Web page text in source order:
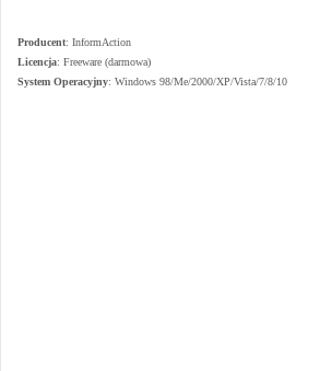
Producent: InformAction
Licencja: Freeware (darmowa)
System Operacyjny: Windows 98/Me/2000/XP/Vista/7/8/10